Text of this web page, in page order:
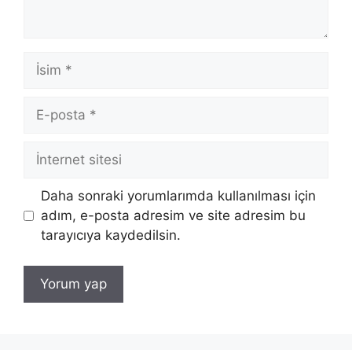
İsim
posta
İnternet
Daha sonraki yorumlarımda kullanılması için
adım, e-posta adresim ve site adresim bu
tarayıcıya kaydedilsin.